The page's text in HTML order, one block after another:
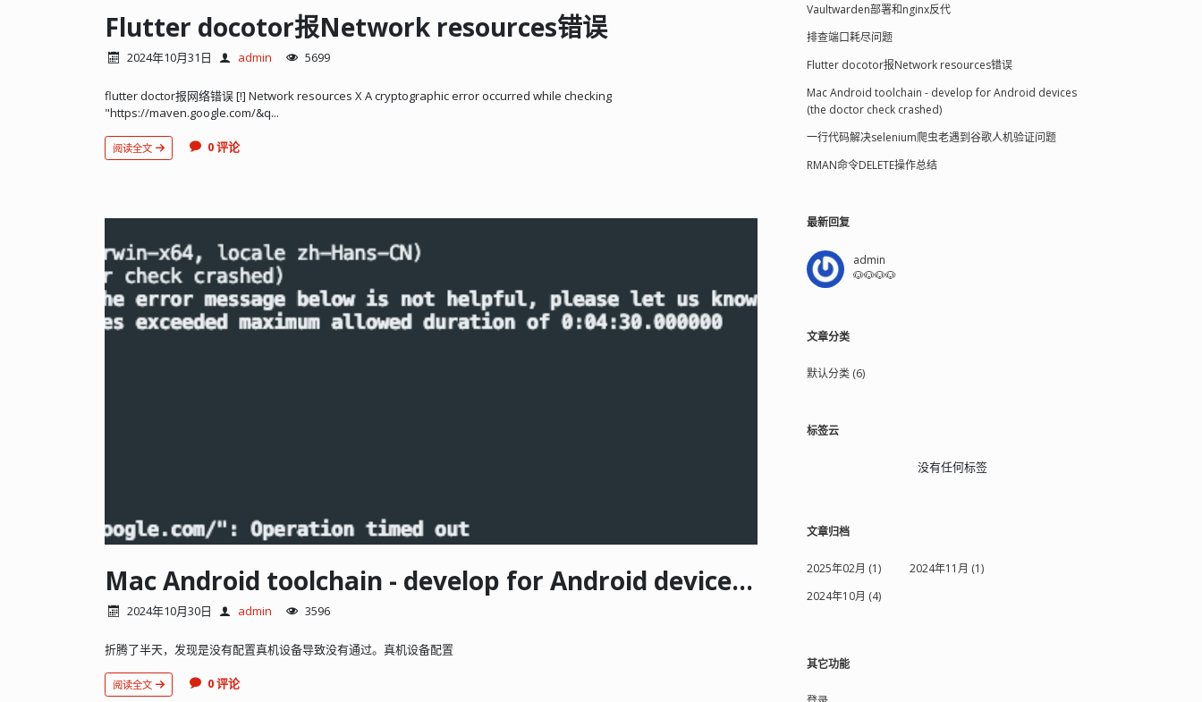
Flutter docotor报Network resources错误
2024年10月31日 admin 5699
flutter doctor报网络错误 [!] Network resources X A cryptographic error occurred while checking
"https://maven.google.com/&q...
阅读全文 0 评论
Mac Android toolchain - develop for Android devices (the doctor check crashed)
2024年10月30日 admin 3596
折腾了半天，发现是没有配置真机设备导致没有通过。真机设备配置
阅读全文 0 评论
Vaultwarden部署和nginx反代
排查端口耗尽问题
Flutter docotor报Network resources错误
Mac Android toolchain - develop for Android devices
(the doctor check crashed)
一行代码解决selenium爬虫老遇到谷歌人机验证问题
RMAN命令DELETE操作总结
最新回复
admin
🐶🐶🐶🐶
文章分类
默认分类 (6)
标签云
没有任何标签
文章归档
2025年02月 (1)
2024年11月 (1)
2024年10月 (4)
其它功能